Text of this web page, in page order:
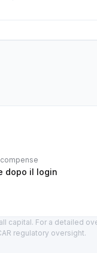
dopo il login
capital. For a detailed
regulatory oversight.